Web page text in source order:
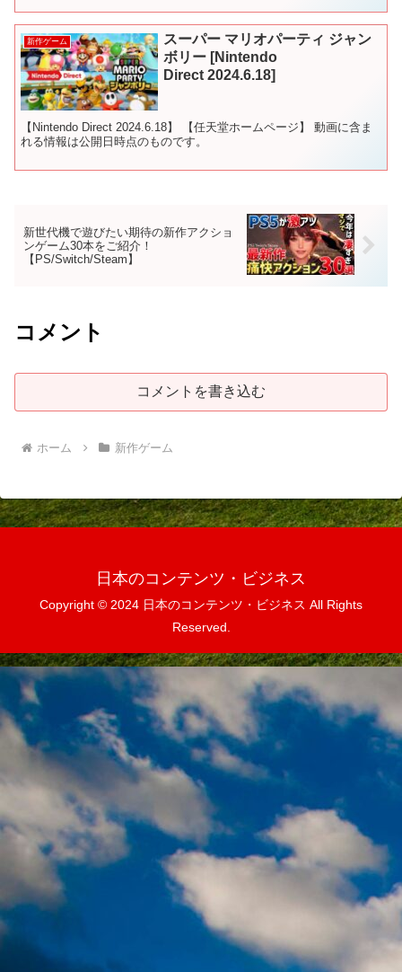
新作ゲーム
スーパー マリオパーティ ジャン
ボリー [Nintendo
Direct 2024.6.18]
【Nintendo Direct 2024.6.18】 【任天堂ホームページ】 動画に含ま
れる情報は公開日時点のものです。
新世代機で遊びたい期待の新作アクショ
ンゲーム30本をご紹介！
【PS/Switch/Steam】
コメント
コメントを書き込む
ホーム 新作ゲーム
日本のコンテンツ・ビジネス
Copyright © 2024 日本のコンテンツ・ビジネス All Rights
Reserved.